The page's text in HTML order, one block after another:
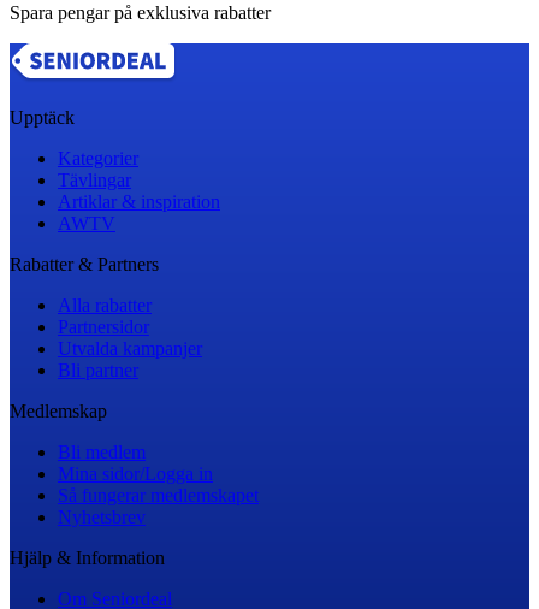
Spara pengar på exklusiva rabatter
Upptäck
Kategorier
Tävlingar
Artiklar & inspiration
AWTV
Rabatter & Partners
Alla rabatter
Partnersidor
Utvalda kampanjer
Bli partner
Medlemskap
Bli medlem
Mina sidor/Logga in
Så fungerar medlemskapet
Nyhetsbrev
Hjälp & Information
Om Seniordeal